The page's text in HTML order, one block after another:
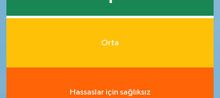
Orta
Hassaslar için sağlıksız